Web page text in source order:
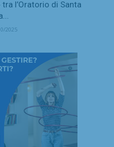
l’Oratorio di Santa
2025